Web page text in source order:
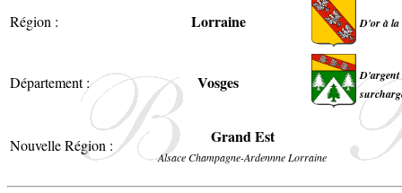
Région : Lorraine D'or à la
Département : Vosges
Nouvelle Région : Grand Est
Alsace Champagne-Ardennne Lorraine